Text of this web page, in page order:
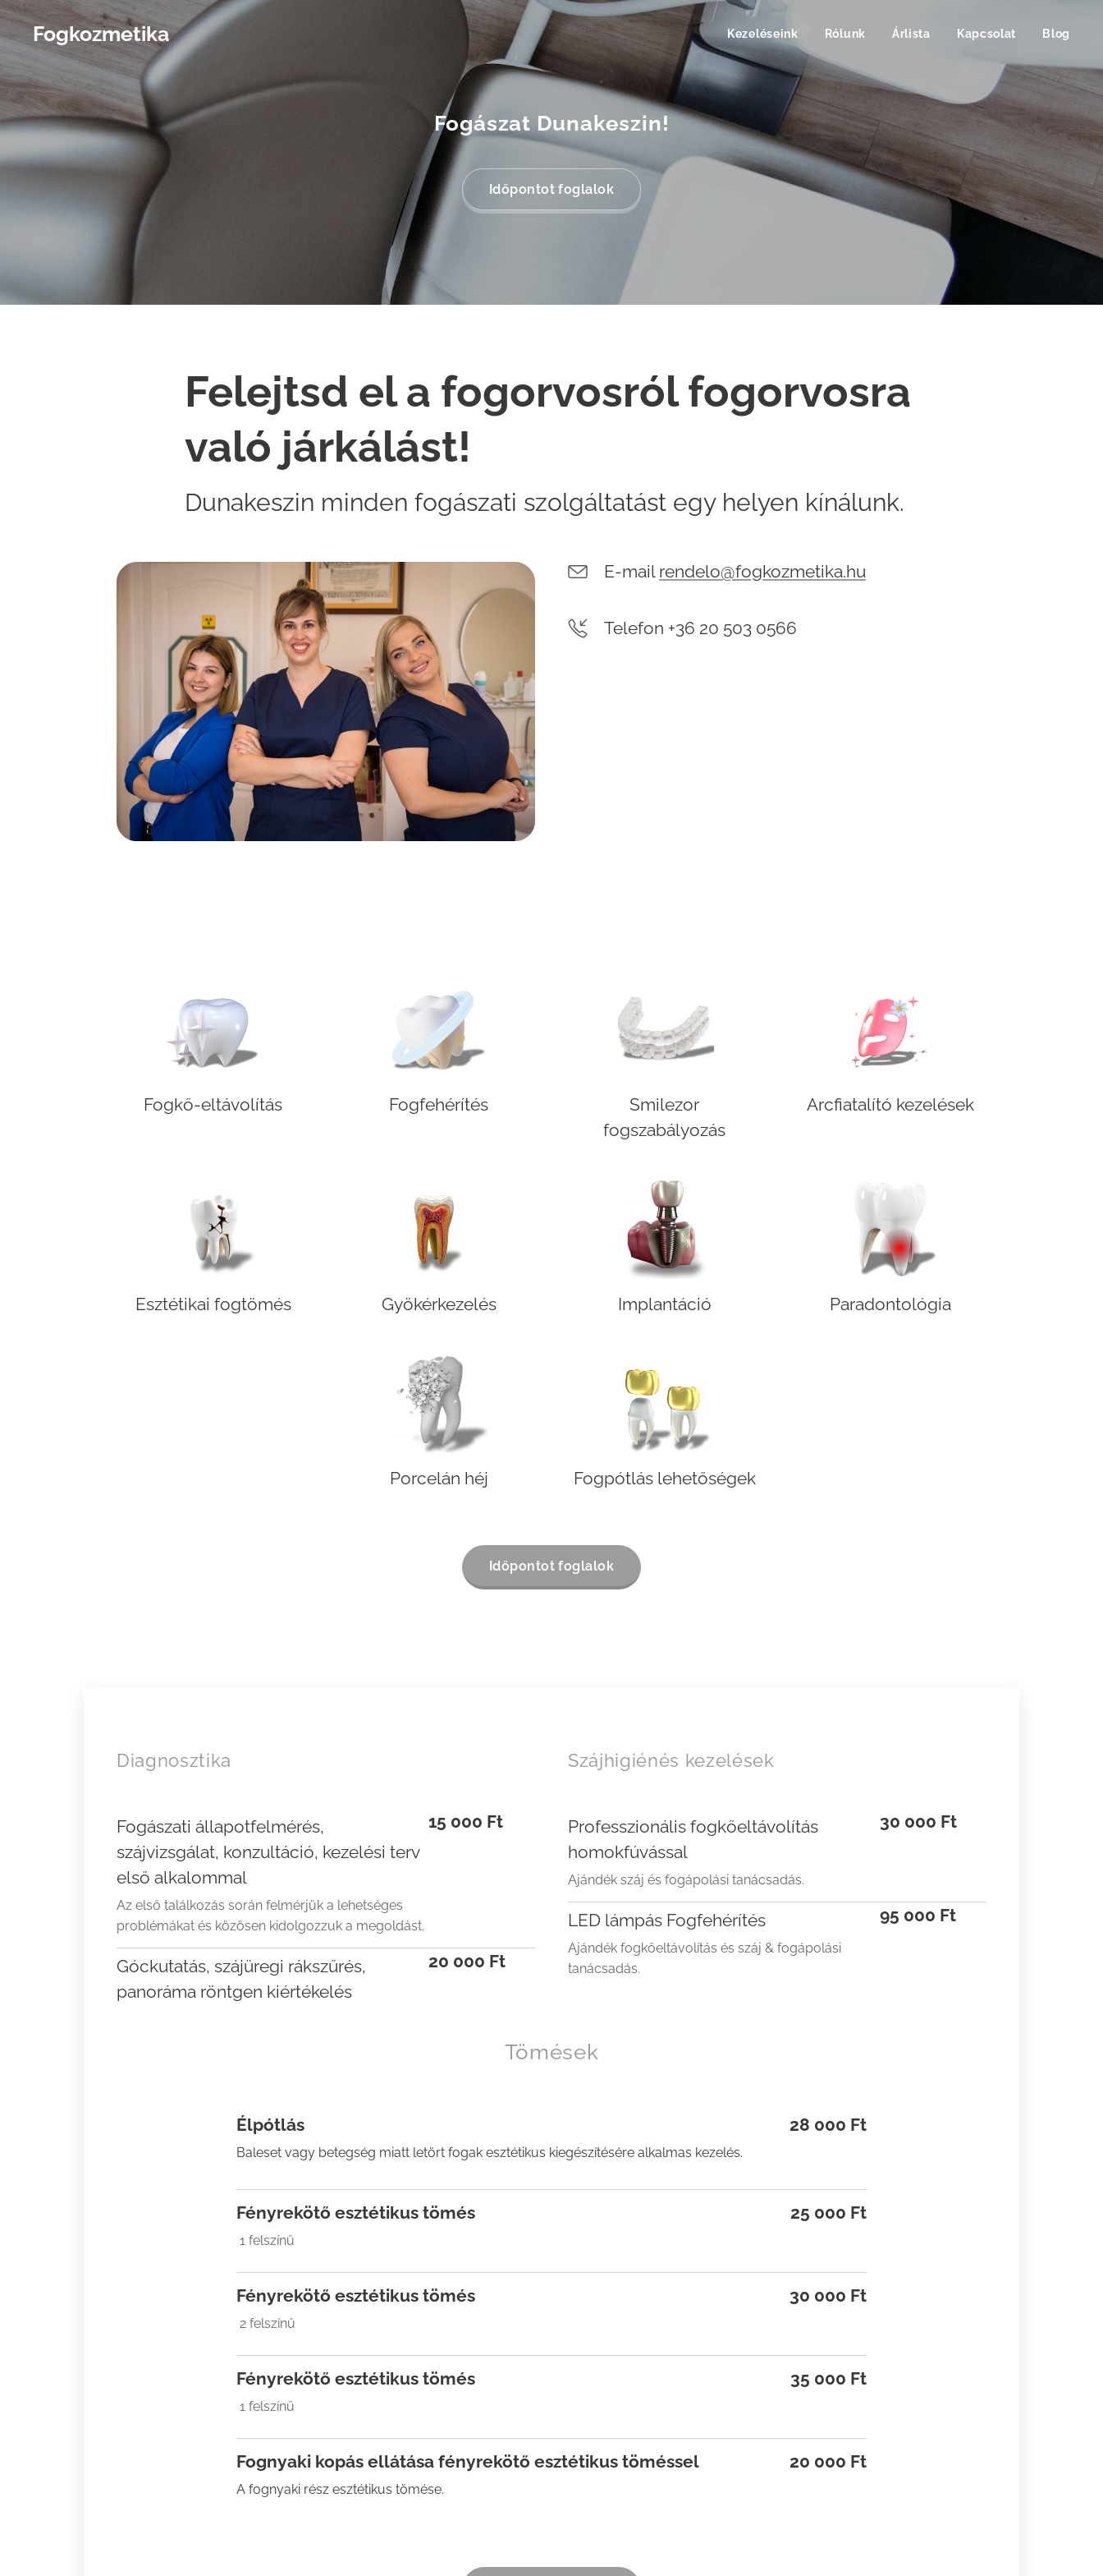
Fogkozmetika Kezeléseink Rólunk Árlista Kapcsolat Blog
Fogászat Dunakeszin!
Időpontot foglalok
Felejtsd el a fogorvosról fogorvosra
való járkálást!
Dunakeszin minden fogászati szolgáltatást egy helyen kínálunk.
E-mail rendelo@fogkozmetika.hu
Telefon +36 20 503 0566
Fogkő-eltávolítás Fogfehérítés
Smilezor
fogszabályozás
Arcfiatalító kezelések
Esztétikai fogtömés Gyökérkezelés Implantáció Paradontológia
Porcelán héj Fogpótlás lehetőségek
Időpontot foglalok
Diagnosztika
Fogászati állapotfelmérés,
szájvizsgálat, konzultáció, kezelési terv
első alkalommal
Az első találkozás során felmérjük a lehetséges
problémákat és közösen kidolgozzuk a megoldást.
15 000 Ft
Góckutatás, szájüregi rákszűrés,
panoráma röntgen kiértékelés
20 000 Ft
Szájhigiénés kezelések
Professzionális fogkőeltávolítás
homokfúvással
Ajándék száj és fogápolási tanácsadás.
30 000 Ft
LED lámpás Fogfehérítés
Ajándék fogkőeltávolítás és száj & fogápolási
tanácsadás.
95 000 Ft
Tömések
Élpótlás
Baleset vagy betegség miatt letört fogak esztétikus kiegészítésére alkalmas kezelés.
28 000 Ft
Fényrekötő esztétikus tömés
1 felszínű
25 000 Ft
Fényrekötő esztétikus tömés
2 felszínű
30 000 Ft
Fényrekötő esztétikus tömés
1 felszínű
35 000 Ft
Fognyaki kopás ellátása fényrekötő esztétikus töméssel
A fognyaki rész esztétikus tömése.
20 000 Ft